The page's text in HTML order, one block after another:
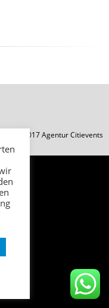
2017 Agentur Citievents